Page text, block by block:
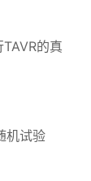
的真
机试验